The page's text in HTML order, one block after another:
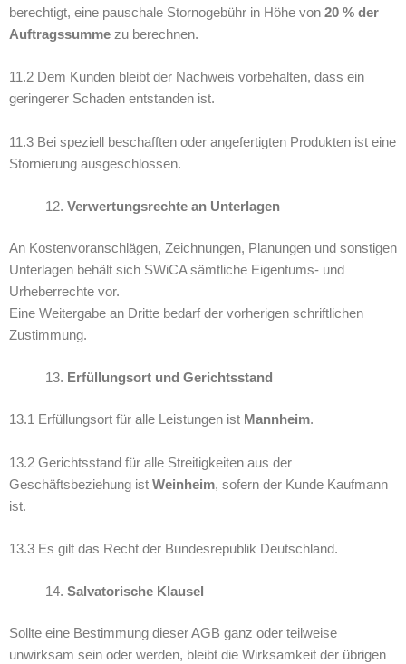
berechtigt, eine pauschale Stornogebühr in Höhe von 20 % der
Auftragssumme zu berechnen.
11.2 Dem Kunden bleibt der Nachweis vorbehalten, dass ein
geringerer Schaden entstanden ist.
11.3 Bei speziell beschafften oder angefertigten Produkten ist eine
Stornierung ausgeschlossen.
Verwertungsrechte an Unterlagen
An Kostenvoranschlägen, Zeichnungen, Planungen und sonstigen
Unterlagen behält sich SWiCA sämtliche Eigentums- und
Urheberrechte vor.
Eine Weitergabe an Dritte bedarf der vorherigen schriftlichen
Zustimmung.
Erfüllungsort und Gerichtsstand
13.1 Erfüllungsort für alle Leistungen ist Mannheim.
13.2 Gerichtsstand für alle Streitigkeiten aus der
Geschäftsbeziehung ist Weinheim, sofern der Kunde Kaufmann
ist.
13.3 Es gilt das Recht der Bundesrepublik Deutschland.
Salvatorische Klausel
Sollte eine Bestimmung dieser AGB ganz oder teilweise
unwirksam sein oder werden, bleibt die Wirksamkeit der übrigen